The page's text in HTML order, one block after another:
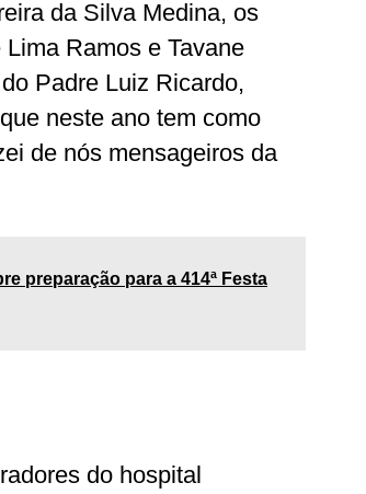
da Silva Medina, os
Ramos e Tavane
Padre Luiz Ricardo,
neste ano tem como
de nós mensageiros da
preparação para a 414ª Festa
do hospital